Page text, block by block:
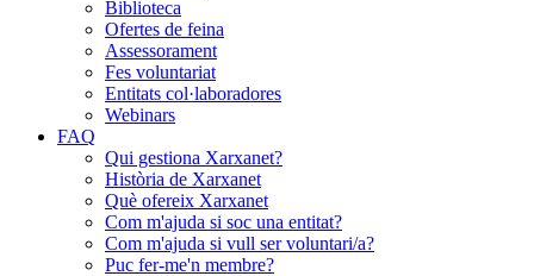
Biblioteca
Ofertes de feina
Assessorament
Fes voluntariat
Entitats col·laboradores
Webinars
FAQ
Qui gestiona Xarxanet?
Història de Xarxanet
Què ofereix Xarxanet
Com m'ajuda si soc una entitat?
Com m'ajuda si vull ser voluntari/a?
Puc fer-me'n membre?